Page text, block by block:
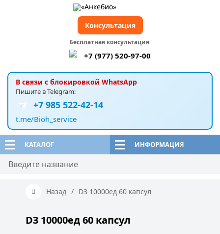
КАТАЛОГ ИНФОРМАЦИЯ
В связи с блокировкой WhatsApp
Пишите в Telegram:
+7 985 522-42-14
t.me/Bioh_service
Бесплатная консультация
+7 (977) 520-97-00
Консультация
Назад / D3 10000ед 60 капсул
D3 10000ед 60 капсул